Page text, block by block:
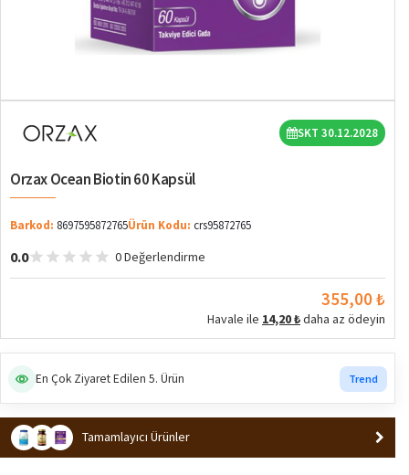
SKT 30.12.2028
Orzax Ocean Biotin 60 Kapsül
Barkod: 8697595872765Ürün Kodu: crs95872765
0.0 0 Değerlendirme
355,00 ₺
Havale ile 14,20 ₺daha az ödeyin
En Çok Ziyaret Edilen 5. Ürün Trend
En Çok Satan 1. Ürün Popüler
Tamamlayıcı Ürünler